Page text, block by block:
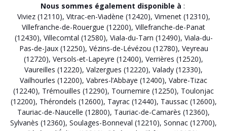
Nous sommes également disponible à :
Viviez (12110), Vitrac-en-Viadène (12420), Vimenet (12310),
Villefranche-de-Rouergue (12200), Villefranche-de-Panat
(12430), Villecomtal (12580), Viala-du-Tarn (12490), Viala-du-
Pas-de-Jaux (12250), Vézins-de-Lévézou (12780), Veyreau
(12720), Versols-et-Lapeyre (12400), Verrières (12520),
Vaureilles (12220), Valzergues (12220), Valady (12330),
Vailhourles (12200), Vabres-l’Abbaye (12400), Vabre-Tizac
(12240), Trémouilles (12290), Tournemire (12250), Toulonjac
(12200), Thérondels (12600), Tayrac (12440), Taussac (12600),
Tauriac-de-Naucelle (12800), Tauriac-de-Camarès (12360),
Sylvanès (12360), Soulages-Bonneval (12210), Sonnac (12700),